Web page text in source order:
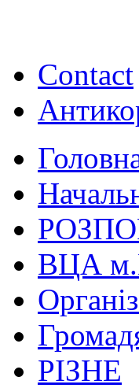
Contact
ВЦА
РІЗНЕ